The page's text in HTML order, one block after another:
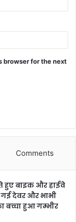
browser for the next
Comments
हुए बाइक और हाईवे
देवर और भाभी
बच्चा हुआ गम्भीर